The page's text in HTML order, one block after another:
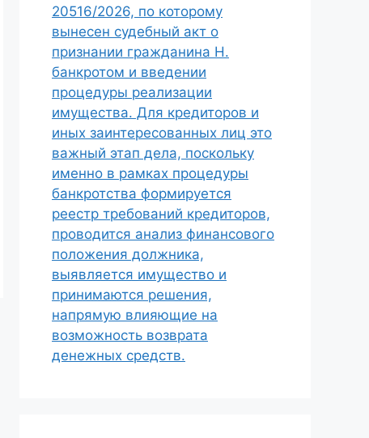
20516/2026, по которому
вынесен судебный акт о
признании гражданина Н.
банкротом и введении
процедуры реализации
имущества. Для кредиторов и
иных заинтересованных лиц это
важный этап дела, поскольку
именно в рамках процедуры
банкротства формируется
реестр требований кредиторов,
проводится анализ финансового
положения должника,
выявляется имущество и
принимаются решения,
напрямую влияющие на
возможность возврата
денежных средств.